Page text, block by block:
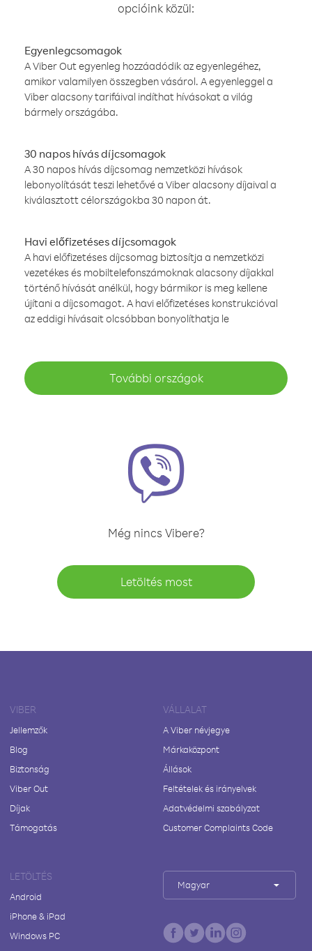
opcióink közül:
Egyenlegcsomagok
A Viber Out egyenleg hozzáadódik az egyenlegéhez,
amikor valamilyen összegben vásárol. A egyenleggel a
Viber alacsony tarifáival indíthat hívásokat a világ
bármely országába.
30 napos hívás díjcsomagok
A 30 napos hívás díjcsomag nemzetközi hívások
lebonyolítását teszi lehetővé a Viber alacsony díjaival a
kiválasztott célországokba 30 napon át.
Havi előfizetéses díjcsomagok
A havi előfizetéses díjcsomag biztosítja a nemzetközi
vezetékes és mobiltelefonszámoknak alacsony díjakkal
történő hívását anélkül, hogy bármikor is meg kellene
újítani a díjcsomagot. A havi előfizetéses konstrukcióval
az eddigi hívásait olcsóbban bonyolíthatja le
További országok
Még nincs Vibere?
Letöltés most
VIBER
Jellemzők
Blog
Biztonság
Viber Out
Díjak
Támogatás
VÁLLALAT
A Viber névjegye
Márkaközpont
Állások
Feltételek és irányelvek
Adatvédelmi szabályzat
Customer Complaints Code
LETÖLTÉS
Android
iPhone & iPad
Windows PC
Magyar